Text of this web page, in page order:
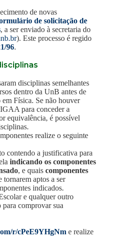
de novas
de solicitação de
, a ser enviado à secretaria do
). Este processo é regido
96.
disciplinas semelhantes
dentro da UnB antes de
Física. Se não houver
para conceder a
equivalência, é possível
realize o seguinte
contendo a justificativa para
indicando os componentes
, e quais componentes
tornarem aptos a ser
indicados.
e qualquer outro
para comprovar sua
r/cPeE9YHgNme realize